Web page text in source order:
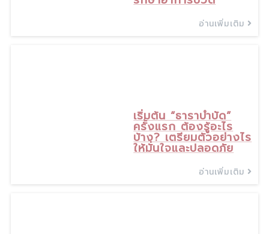
อ่านเพิ่มเติม
เริ่มต้น “ธาราบำบัด”
ครั้งแรก ต้องรู้อะไร
บ้าง? เตรียมตัวอย่างไร
ให้มั่นใจและปลอดภัย
อ่านเพิ่มเติม